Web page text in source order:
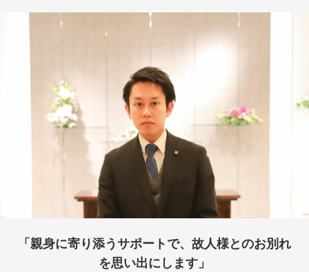
「親身に寄り添うサポートで、故人様とのお別れ
を思い出にします」